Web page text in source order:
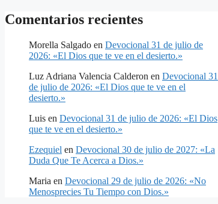
Comentarios recientes
Morella Salgado en Devocional 31 de julio de
2026: «El Dios que te ve en el desierto.»
Luz Adriana Valencia Calderon en Devocional 31
de julio de 2026: «El Dios que te ve en el
desierto.»
Luis en Devocional 31 de julio de 2026: «El Dios
que te ve en el desierto.»
Ezequiel en Devocional 30 de julio de 2027: «La
Duda Que Te Acerca a Dios.»
Maria en Devocional 29 de julio de 2026: «No
Menosprecies Tu Tiempo con Dios.»